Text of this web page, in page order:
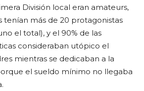
División local eran amateurs,
tenían más de 20 protagonistas
el total), y el 90% de las
consideraban utópico el
mientras se dedicaban a la
el sueldo mínimo no llegaba